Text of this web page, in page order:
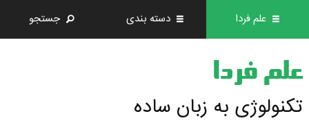
علم فردا دسته بندی جستجو
علم فردا
تکنولوژی به زبان ساده